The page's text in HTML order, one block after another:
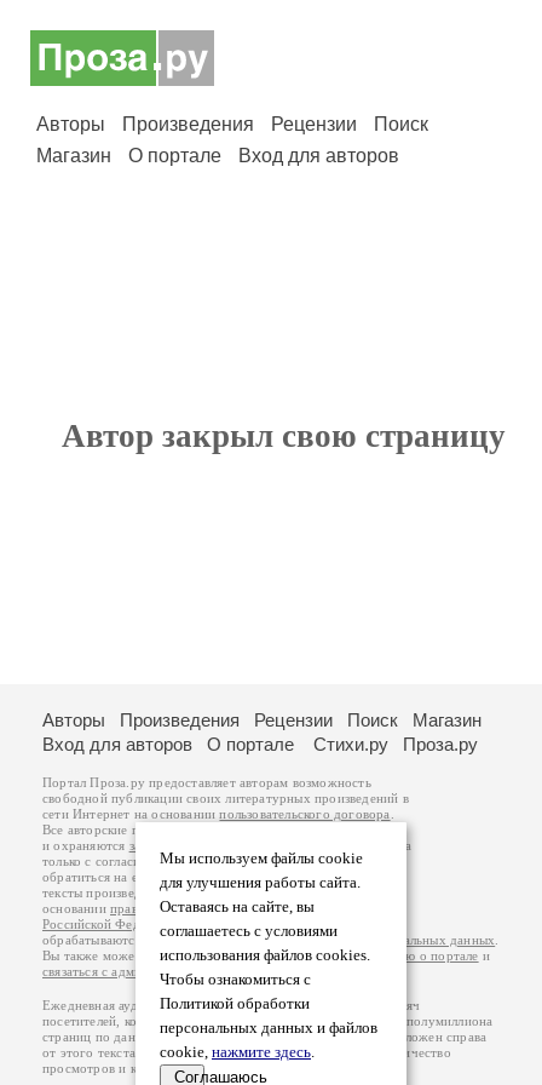
Авторы Произведения Рецензии
Поиск
Магазин
О портале Вход для авторов
Автор закрыл свою страницу
Мы используем файлы cookie
для улучшения работы сайта.
Оставаясь на сайте, вы
соглашаетесь с условиями
использования файлов cookies.
Чтобы ознакомиться с
Политикой обработки
персональных данных и файлов
cookie, нажмите здесь.
Соглашаюсь
Авторы Произведения Рецензии Поиск
Магазин
Вход для авторов
О портале Стихи.ру Проза.ру
Портал Проза.ру предоставляет авторам возможность
свободной публикации своих литературных произведений в
сети Интернет на основаниипользовательского договора
Все авторские права на произведения принадлежат авторам
и охраняются законом
. Перепечатка произведений возможна
только с согласия его автора, к которому вы можете
обратиться на его авторской странице. Ответственность за
тексты произведений авторы несут самостоятельно на
основанииправил публикацииизаконодательства
Российской Федерации
обрабатываются на основанииПолитики обработки персональных данных
Вы также можете посмотреть более подробнуюинформацию о портале и
связаться с администрацией
Ежедневная аудитория портала Проза.ру – порядка 100 тысяч
посетителей, которые в общей сумме просматривают более полумиллиона
страниц по данным счетчика посещаемости, который расположен справа
от этого текста. В каждой графе указано по две цифры: количество
просмотров и количество посетителей.